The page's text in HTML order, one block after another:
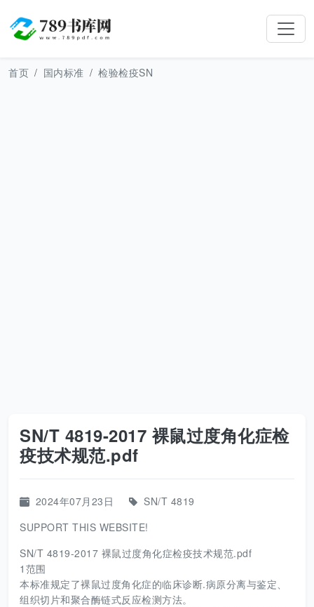
首页 国内标准 检验检疫SN
SN/T 4819-2017 裸鼠过度角化症检
疫技术规范.pdf
2024年07月23日
SN/T 4819
SUPPORT THIS WEBSITE!
SN/T 4819-2017 裸鼠过度角化症检疫技术规范.pdf
1范围
本标准规定了裸鼠过度角化症的临床诊断.病原分离与鉴定、
组织切片和聚合酶链式反应检测方法。